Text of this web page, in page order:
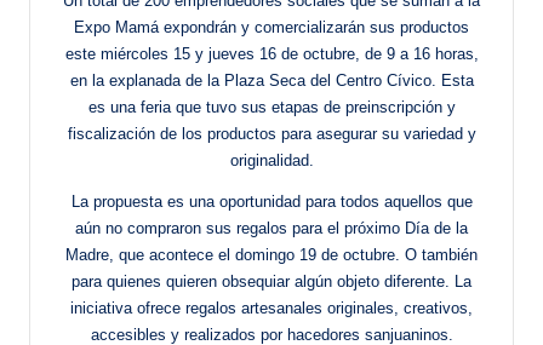
Expo Mamá expondrán y comercializarán sus productos
este miércoles 15 y jueves 16 de octubre, de 9 a 16 horas,
en la explanada de la Plaza Seca del Centro Cívico. Esta
es una feria que tuvo sus etapas de preinscripción y
fiscalización de los productos para asegurar su variedad y
originalidad.
La propuesta es una oportunidad para todos aquellos que
aún no compraron sus regalos para el próximo Día de la
Madre, que acontece el domingo 19 de octubre. O también
para quienes quieren obsequiar algún objeto diferente. La
iniciativa ofrece regalos artesanales originales, creativos,
accesibles y realizados por hacedores sanjuaninos.